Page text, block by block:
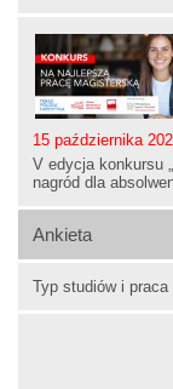
15 października
V edycja konkursu
nagród dla
Ankieta
Typ studiów i praca